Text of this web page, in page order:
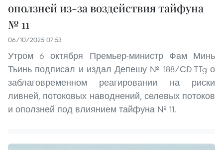
оползней из-за воздействия тайфуна
№ 11
06/10/2025 07:53
Утром 6 октября Премьер-министр Фам Минь
Тьинь подписал и издал Депешу № 188/СĐ‑TTg о
заблаговременном реагировании на риски
ливней, потоковых наводнений, селевых потоков
и оползней под влиянием тайфуна № 11.